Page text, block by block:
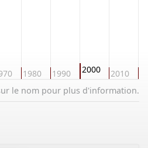
1980 1990 2000 2010
le nom pour plus d'information.